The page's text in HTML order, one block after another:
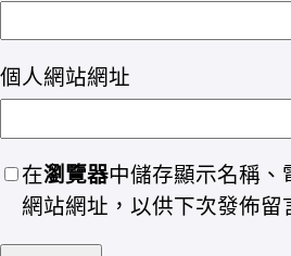
個人網站網址
在瀏覽器中儲存顯示名稱、
網站網址，以供下次發佈留